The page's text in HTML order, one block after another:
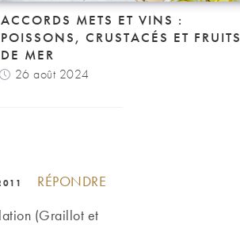
ACCORDS METS ET VINS :
POISSONS, CRUSTACÉS ET FRUITS
DE MER
26 août 2024
RÉPONDRE
(Graillot et